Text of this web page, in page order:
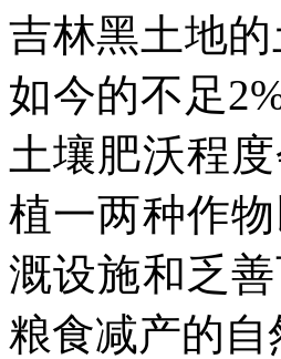
吉林黑土地
如今的不足
土壤肥沃程
植一两种作
溉设施和乏
粮食减产的自